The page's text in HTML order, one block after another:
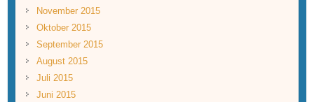
November 2015
Oktober 2015
September 2015
August 2015
Juli 2015
Juni 2015